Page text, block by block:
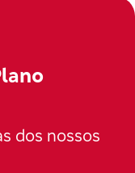
dos nossos